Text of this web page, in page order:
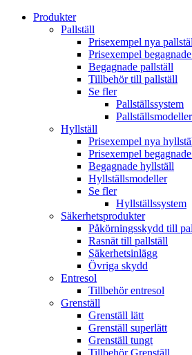
Produkter
Pallställ
Prisexempel nya
Prisexempel
Begagnade pallställ
Tillbehör till pallställ
Se fler
Pallställssystem
Pallställsmodeller
Hyllställ
Prisexempel nya
Prisexempel
Begagnade hyllställ
Hyllställsmodeller
Se fler
Hyllställssystem
Säkerhetsprodukter
Påkörningsskydd till
Rasnät till pallställ
Säkerhetsinlägg
Övriga skydd
Entresol
Tillbehör entresol
Grenställ
Grenställ lätt
Grenställ superlätt
Grenställ tungt
Tillbehör Grenställ